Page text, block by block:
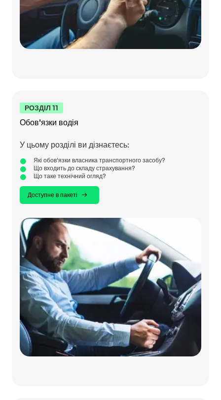
РОЗДІЛ 11
Обов'язки водія
У цьому розділі ви дізнаєтесь:
Які обов'язки власника транспортного засобу?
Що входить до складу страхування?
Що таке технічний огляд?
Доступне в пакеті